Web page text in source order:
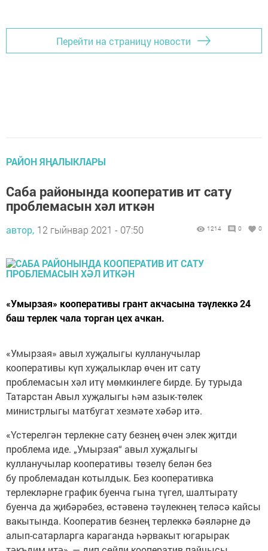
Перейти на страницу новости
РАЙОН ЯҢАЛЫКЛАРЫ
Саба районында кооператив ит сату
проблемасын хәл иткән
автор, 12 гыйнвар 2021 - 07:50 1214 0 0
«Умырзая» кооперативы грант акчасына тәүлеккә 24
баш терлек чала торган цех ачкан.
«Умырзая» авыл хуҗалыгы кулланучылар
кооперативы күп хуҗалыклар өчен ит сату
проблемасын хәл итү мөмкинлеге бирде. Бу турыда
Татарстан Авыл хуҗалыгы һәм азык-төлек
министрлыгы матбугат хезмәте хәбәр итә.
«Үстерелгән терлекне сату безнең өчен элек җитди
проблема иде. „Умырзая“ авыл хуҗалыгы
кулланучылар кооперативы төзелү белән без
бу проблемадан котылдык. Без кооперативка
терлекләрне график буенча гына түгел, шалтырату
буенча да җибәрәбез, өстәвенә тәүлекнең теләсә кайсы
вакытында. Кооператив безнең терлеккә бәяләрне дә
алып-сатарларга караганда һәрвакыт югарырак